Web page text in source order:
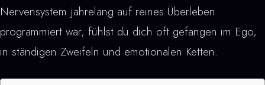
Nervensystem jahrelang auf reines Überleben
programmiert war, fühlst du dich oft gefangen im Ego,
in ständigen Zweifeln und emotionalen Ketten.